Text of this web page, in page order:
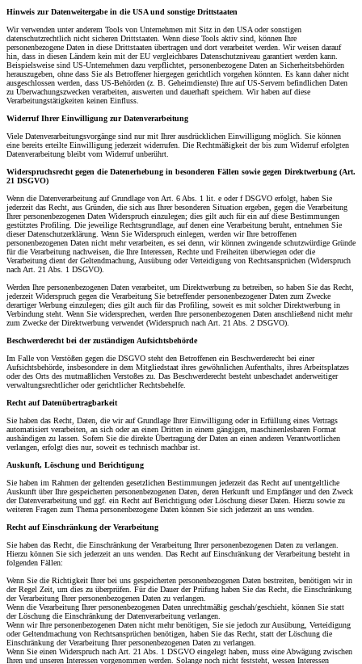
Hinweis zur Datenweitergabe in die USA und sonstige Drittstaaten
Wir verwenden unter anderem Tools von Unternehmen mit Sitz in den USA oder sonstigen
datenschutzrechtlich nicht sicheren Drittstaaten. Wenn diese Tools aktiv sind, können Ihre
personenbezogene Daten in diese Drittstaaten übertragen und dort verarbeitet werden. Wir weisen darauf
hin, dass in diesen Ländern kein mit der EU vergleichbares Datenschutzniveau garantiert werden kann.
Beispielsweise sind US-Unternehmen dazu verpflichtet, personenbezogene Daten an Sicherheitsbehörden
herauszugeben, ohne dass Sie als Betroffener hiergegen gerichtlich vorgehen könnten. Es kann daher nicht
ausgeschlossen werden, dass US-Behörden (z. B. Geheimdienste) Ihre auf US-Servern befindlichen Daten
zu Überwachungszwecken verarbeiten, auswerten und dauerhaft speichern. Wir haben auf diese
Verarbeitungstätigkeiten keinen Einfluss.
Widerruf Ihrer Einwilligung zur Datenverarbeitung
Viele Datenverarbeitungsvorgänge sind nur mit Ihrer ausdrücklichen Einwilligung möglich. Sie können
eine bereits erteilte Einwilligung jederzeit widerrufen. Die Rechtmäßigkeit der bis zum Widerruf erfolgten
Datenverarbeitung bleibt vom Widerruf unberührt.
Widerspruchsrecht gegen die Datenerhebung in besonderen Fällen sowie gegen Direktwerbung (Art.
21 DSGVO)
Wenn die Datenverarbeitung auf Grundlage von Art. 6 Abs. 1 lit. e oder f DSGVO erfolgt, haben Sie
jederzeit das Recht, aus Gründen, die sich aus Ihrer besonderen Situation ergeben, gegen die Verarbeitung
Ihrer personenbezogenen Daten Widerspruch einzulegen; dies gilt auch für ein auf diese Bestimmungen
gestütztes Profiling. Die jeweilige Rechtsgrundlage, auf denen eine Verarbeitung beruht, entnehmen Sie
dieser Datenschutzerklärung. Wenn Sie Widerspruch einlegen, werden wir Ihre betroffenen
personenbezogenen Daten nicht mehr verarbeiten, es sei denn, wir können zwingende schutzwürdige Gründe
für die Verarbeitung nachweisen, die Ihre Interessen, Rechte und Freiheiten überwiegen oder die
Verarbeitung dient der Geltendmachung, Ausübung oder Verteidigung von Rechtsansprüchen (Widerspruch
nach Art. 21 Abs. 1 DSGVO).
Werden Ihre personenbezogenen Daten verarbeitet, um Direktwerbung zu betreiben, so haben Sie das Recht,
jederzeit Widerspruch gegen die Verarbeitung Sie betreffender personenbezogener Daten zum Zwecke
derartiger Werbung einzulegen; dies gilt auch für das Profiling, soweit es mit solcher Direktwerbung in
Verbindung steht. Wenn Sie widersprechen, werden Ihre personenbezogenen Daten anschließend nicht mehr
zum Zwecke der Direktwerbung verwendet (Widerspruch nach Art. 21 Abs. 2 DSGVO).
Beschwerde­recht bei der zuständigen Aufsichts­behörde
Im Falle von Verstößen gegen die DSGVO steht den Betroffenen ein Beschwerderecht bei einer
Aufsichtsbehörde, insbesondere in dem Mitgliedstaat ihres gewöhnlichen Aufenthalts, ihres Arbeitsplatzes
oder des Orts des mutmaßlichen Verstoßes zu. Das Beschwerderecht besteht unbeschadet anderweitiger
verwaltungsrechtlicher oder gerichtlicher Rechtsbehelfe.
Recht auf Daten­übertrag­barkeit
Sie haben das Recht, Daten, die wir auf Grundlage Ihrer Einwilligung oder in Erfüllung eines Vertrags
automatisiert verarbeiten, an sich oder an einen Dritten in einem gängigen, maschinenlesbaren Format
aushändigen zu lassen. Sofern Sie die direkte Übertragung der Daten an einen anderen Verantwortlichen
verlangen, erfolgt dies nur, soweit es technisch machbar ist.
Auskunft, Löschung und Berichtigung
Sie haben im Rahmen der geltenden gesetzlichen Bestimmungen jederzeit das Recht auf unentgeltliche
Auskunft über Ihre gespeicherten personenbezogenen Daten, deren Herkunft und Empfänger und den Zweck
der Datenverarbeitung und ggf. ein Recht auf Berichtigung oder Löschung dieser Daten. Hierzu sowie zu
weiteren Fragen zum Thema personenbezogene Daten können Sie sich jederzeit an uns wenden.
Recht auf Einschränkung der Verarbeitung
Sie haben das Recht, die Einschränkung der Verarbeitung Ihrer personenbezogenen Daten zu verlangen.
Hierzu können Sie sich jederzeit an uns wenden. Das Recht auf Einschränkung der Verarbeitung besteht in
folgenden Fällen:
Wenn Sie die Richtigkeit Ihrer bei uns gespeicherten personenbezogenen Daten bestreiten, benötigen wir in
der Regel Zeit, um dies zu überprüfen. Für die Dauer der Prüfung haben Sie das Recht, die Einschränkung
der Verarbeitung Ihrer personenbezogenen Daten zu verlangen.
Wenn die Verarbeitung Ihrer personenbezogenen Daten unrechtmäßig geschah/geschieht, können Sie statt
der Löschung die Einschränkung der Datenverarbeitung verlangen.
Wenn wir Ihre personenbezogenen Daten nicht mehr benötigen, Sie sie jedoch zur Ausübung, Verteidigung
oder Geltendmachung von Rechtsansprüchen benötigen, haben Sie das Recht, statt der Löschung die
Einschränkung der Verarbeitung Ihrer personenbezogenen Daten zu verlangen.
Wenn Sie einen Widerspruch nach Art. 21 Abs. 1 DSGVO eingelegt haben, muss eine Abwägung zwischen
Ihren und unseren Interessen vorgenommen werden. Solange noch nicht feststeht, wessen Interessen